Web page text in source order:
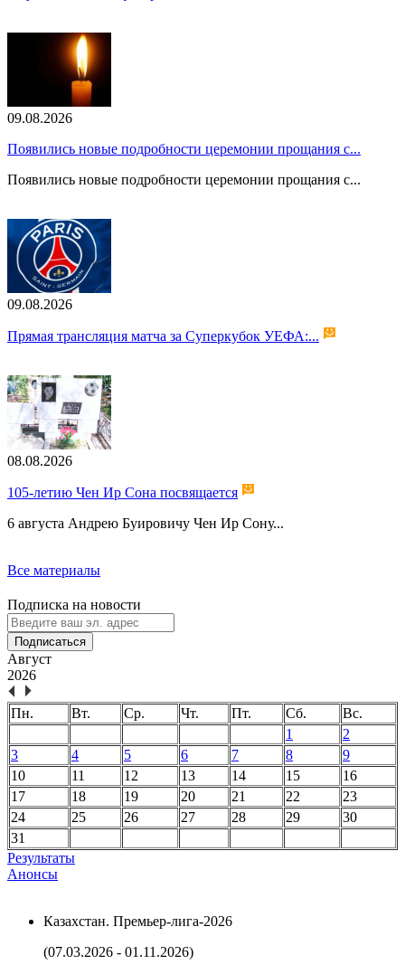
09.08.2026
Появились новые подробности церемонии прощания с...
Появились новые подробности церемонии прощания с...
09.08.2026
Прямая трансляция матча за Суперкубок УЕФА:...
08.08.2026
105-летию Чен Ир Сона посвящается
6 августа Андрею Буировичу Чен Ир Сону...
Все материалы
Подписка на новости
Подписаться
Август
2026
Пн. Вт. Ср. Чт. Пт. Сб.
Вс.
1
2
3
4 5 6 7 8
9
10
11 12 13 14 15
16
17
18 19 20 21 22
23
24
25 26 27 28 29
30
31
Результаты
Анонсы
Казахстан. Премьер-лига-2026
(07.03.2026 - 01.11.2026)